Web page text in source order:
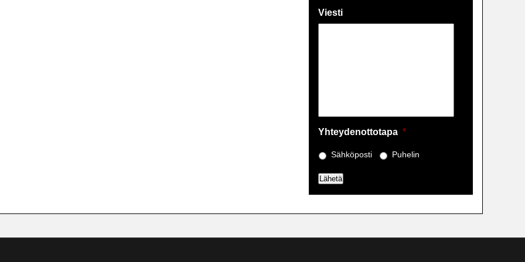
Viesti
Yhteydenottotapa *
Sähköposti Puhelin
Lähetä